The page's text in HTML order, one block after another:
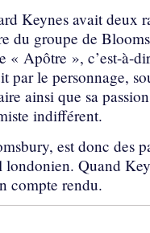
Keynes avait
du groupe de
« Apôtre », c’est-à-
par le personnage,
ainsi que sa
indifférent.
est donc des
Quand
compte rendu.